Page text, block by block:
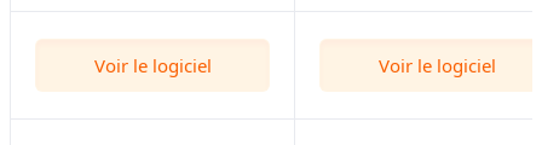
Voir le logiciel Voir le logiciel